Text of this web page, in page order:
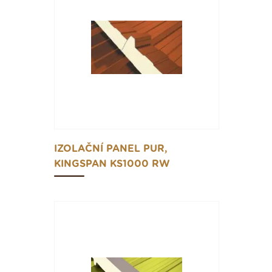
IZOLAČNÍ PANEL PUR,
KINGSPAN KS1000 RW